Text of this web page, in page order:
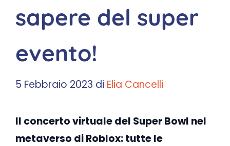
sapere del super
evento!
5 Febbraio 2023 di Elia Cancelli
Il concerto virtuale del Super Bowl nel
metaverso di Roblox: tutte le